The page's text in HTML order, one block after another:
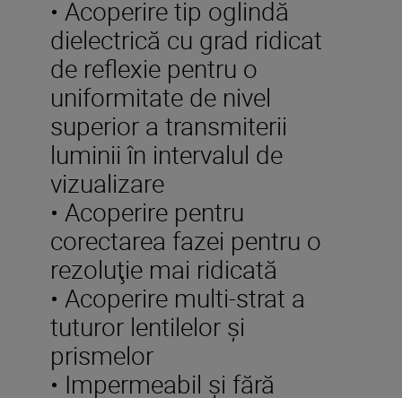
• Acoperire tip oglindă
dielectrică cu grad ridicat
de reflexie pentru o
uniformitate de nivel
superior a transmiterii
luminii în intervalul de
vizualizare
• Acoperire pentru
corectarea fazei pentru o
rezoluţie mai ridicată
• Acoperire multi-strat a
tuturor lentilelor şi
prismelor
• Impermeabil şi fără